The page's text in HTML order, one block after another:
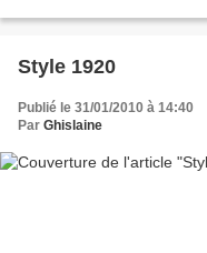
Style 1920
Publié le 31/01/2010 à 14:40
Par Ghislaine